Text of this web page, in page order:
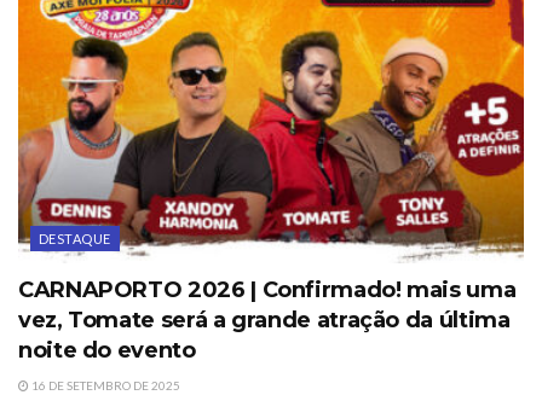
DESTAQUE
CARNAPORTO 2026 | Confirmado! mais uma
vez, Tomate será a grande atração da última
noite do evento
16 DE SETEMBRO DE 2025